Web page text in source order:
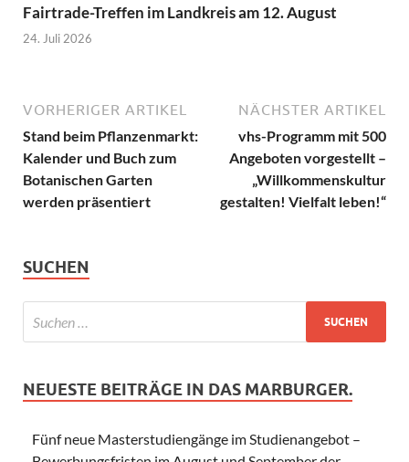
Fairtrade-Treffen im Landkreis am 12. August
24. Juli 2026
VORHERIGER ARTIKEL
Stand beim Pflanzenmarkt:
Kalender und Buch zum
Botanischen Garten
werden präsentiert
NÄCHSTER ARTIKEL
vhs-Programm mit 500
Angeboten vorgestellt –
„Willkommenskultur
gestalten! Vielfalt leben!“
SUCHEN
NEUESTE BEITRÄGE IN DAS MARBURGER.
Fünf neue Masterstudiengänge im Studienangebot –